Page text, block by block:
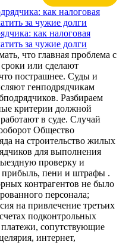
как налоговая
за чужие долги
что главная проблема с
или сделают
пострашнее. Суды и
генподрядчикам
Разбираем
критерии должной
в суде. Случай
Общество
на строительство жилых
для выполнения
проверку и
пени и штрафы .
контрагентов не было
персонала;
на привлечение третьих
подконтрольных
платежи, сопутствующие
интернет,